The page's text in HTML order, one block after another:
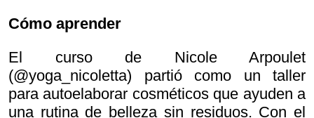
Cómo aprender
El curso de Nicole Arpoulet
(@yoga_nicoletta) partió como un taller
para autoelaborar cosméticos que ayuden a
una rutina de belleza sin residuos. Con el